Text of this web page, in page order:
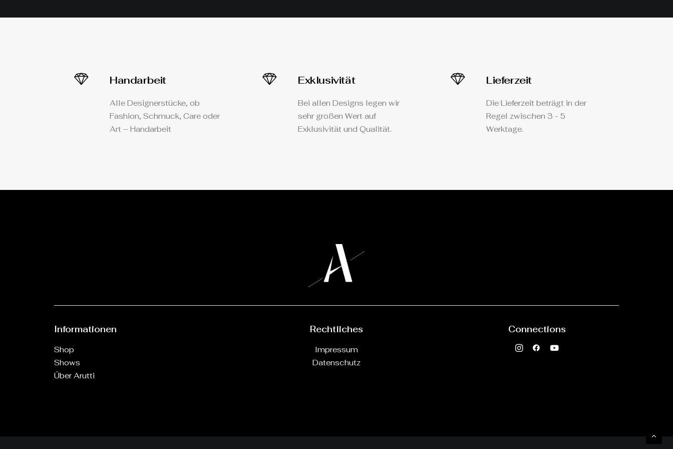
Handarbeit
Alle Designerstücke, ob
Fashion, Schmuck, Care oder
Art – Handarbeit
Exklusivität
Bei allen Designs legen wir
sehr großen Wert auf
Exklusivität und Qualität.
Lieferzeit
Die Lieferzeit beträgt in der
Regel zwischen 3 - 5
Werktage.
Informationen
Shop
Shows
Über Arutti
Rechtliches
Impressum
Datenschutz
Connections